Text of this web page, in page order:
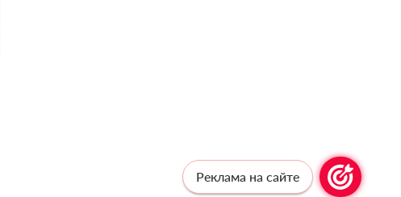
Реклама на сайте